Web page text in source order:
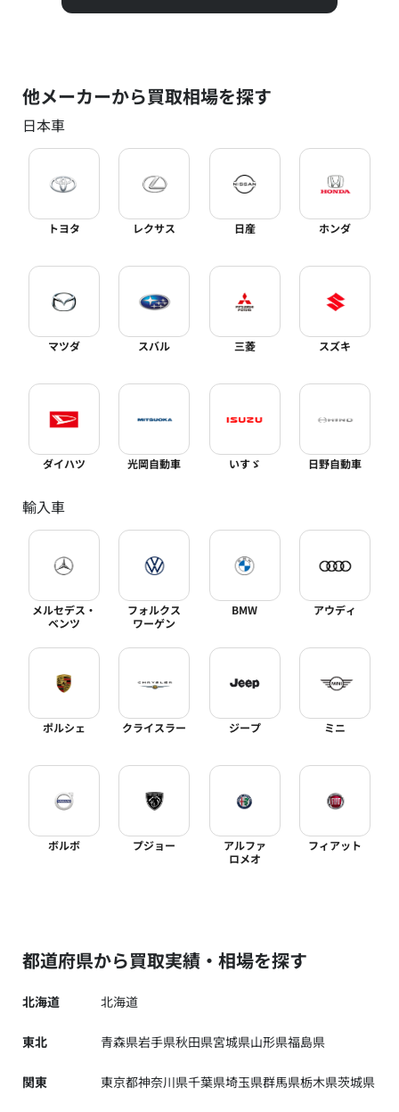
他メーカーから買取相場を探す
日本車
トヨタ レクサス 日産 ホンダ
マツダ スバル 三菱 スズキ
ダイハツ 光岡自動車 いすゞ 日野自動車
輸入車
メルセデス・
ベンツ
フォルクス
ワーゲン
BMW アウディ
ポルシェ クライスラー ジープ ミニ
ボルボ プジョー
アルファ
ロメオ
フィアット
都道府県から買取実績・相場を探す
北海道 北海道
東北 青森県岩手県秋田県宮城県山形県福島県
関東 東京都神奈川県千葉県埼玉県群馬県栃木県茨城県